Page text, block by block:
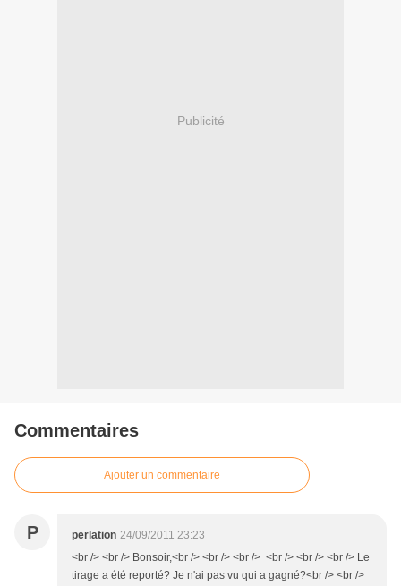
Publicité
Commentaires
Ajouter un commentaire
P perlation 24/09/2011 23:23
<br /> <br /> Bonsoir,<br /> <br /> <br /> <br /> <br /> <br /> Le
tirage a été reporté? Je n'ai pas vu qui a gagné?<br /> <br />